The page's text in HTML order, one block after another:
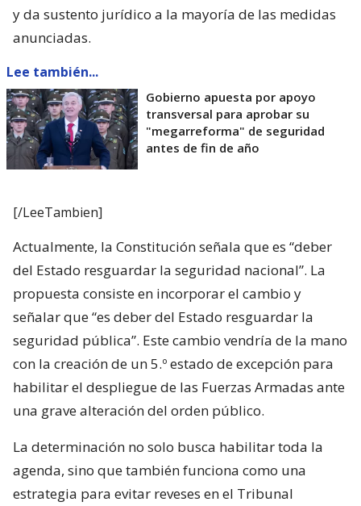
y da sustento jurídico a la mayoría de las medidas
anunciadas.
Lee también...
Gobierno apuesta por apoyo
transversal para aprobar su
"megarreforma" de seguridad
antes de fin de año
[/LeeTambien]
Actualmente, la Constitución señala que es “deber
del Estado resguardar la seguridad nacional”. La
propuesta consiste en incorporar el cambio y
señalar que “es deber del Estado resguardar la
seguridad pública”. Este cambio vendría de la mano
con la creación de un 5.º estado de excepción para
habilitar el despliegue de las Fuerzas Armadas ante
una grave alteración del orden público.
La determinación no solo busca habilitar toda la
agenda, sino que también funciona como una
estrategia para evitar reveses en el Tribunal